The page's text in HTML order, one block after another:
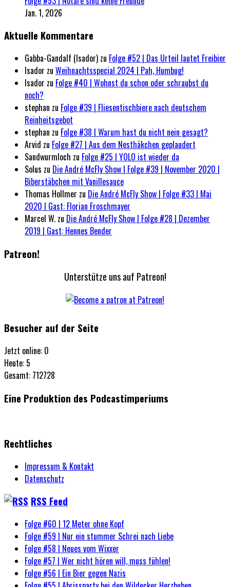
Jan. 1, 2026
Aktuelle Kommentare
Gabba-Gandalf (Isador) zu Folge #52 | Das Urteil lautet Freibier
Isador zu Weihnachtsspecial 2024 | Pah, Humbug!
Isador zu Folge #40 | Wohnst du schon oder schraubst du
noch?
stephan zu Folge #39 | Fliesentischbiere nach deutschem
Reinheitsgebot
stephan zu Folge #38 | Warum hast du nicht nein gesagt?
Arvid zu Folge #27 | Aus dem Nesthäkchen geplaudert
Sandwurmloch zu Folge #25 | YOLO ist wieder da
Solus zu Die André McFly Show | Folge #39 | November 2020 |
Biberstäbchen mit Vanillesauce
Thomas Hollmer zu Die André McFly Show | Folge #33 | Mai
2020 | Gast: Florian Froschmayer
Marcel W. zu Die André McFly Show | Folge #28 | Dezember
2019 | Gast: Hennes Bender
Patreon!
Unterstütze uns auf Patreon!
Besucher auf der Seite
Jetzt online: 0
Heute: 5
Gesamt: 712728
Eine Produktion des Podcastimperiums
Rechtliches
Impressum & Kontakt
Datenschutz
RSS Feed
Folge #60 | 12 Meter ohne Kopf
Folge #59 | Nur ein stummer Schrei nach Liebe
Folge #58 | Neues vom Wixxer
Folge #57 | Wer nicht hören will, muss fühlen!
Folge #56 | Ein Bier gegen Nazis